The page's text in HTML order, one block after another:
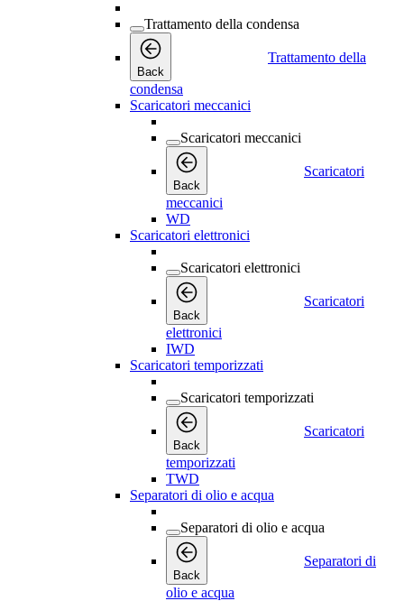
Trattamento della condensa
Back
Trattamento della
condensa
Scaricatori meccanici
Scaricatori meccanici
Back
Scaricatori
meccanici
WD
Scaricatori elettronici
Scaricatori elettronici
Back
Scaricatori
elettronici
IWD
Scaricatori temporizzati
Scaricatori temporizzati
Back
Scaricatori
temporizzati
TWD
Separatori di olio e acqua
Separatori di olio e acqua
Back
Separatori di
olio e acqua